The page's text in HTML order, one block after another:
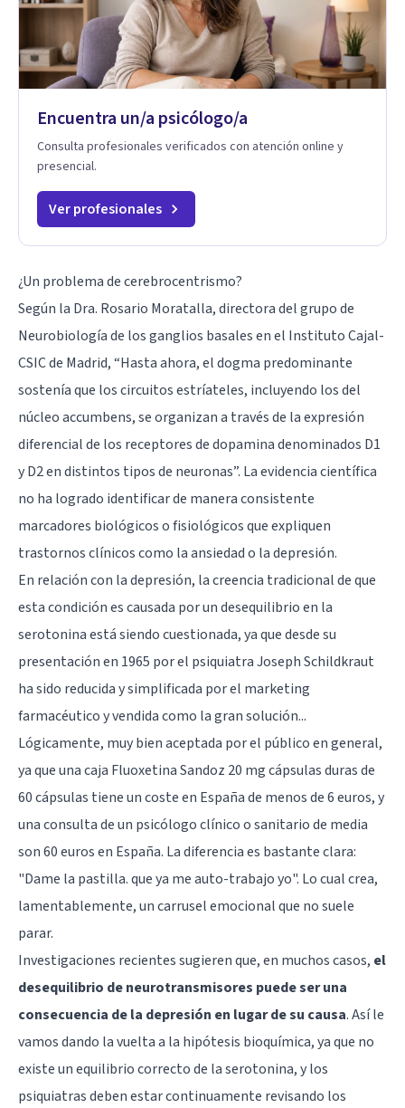
Encuentra un/a psicólogo/a
Consulta profesionales verificados con atención online y
presencial.
Ver profesionales
¿Un problema de cerebrocentrismo?
Según la Dra. Rosario Moratalla, directora del grupo de
Neurobiología de losganglios basalesen el Instituto Cajal-
CSIC de Madrid, “Hasta ahora, el dogma predominante
sostenía que los circuitos estríateles, incluyendo los del
núcleo accumbens, se organizan a través de la expresión
diferencial de los receptores de dopamina denominados D1
y D2 en distintos tipos de neuronas”. La evidencia científica
no ha logrado identificar de manera consistente
marcadores biológicos o fisiológicos que expliquen
trastornos clínicos como la ansiedad o ladepresión.
En relación con la depresión, la creencia tradicional de que
esta condición es causada por un desequilibrio en la
serotoninaestá siendo cuestionada, ya que desde su
presentación en 1965 por el psiquiatra Joseph Schildkraut
ha sido reducida y simplificada por el marketing
farmacéutico y vendida como la gran solución...
Lógicamente, muy bien aceptada por el público en general,
ya que una caja Fluoxetina Sandoz 20 mg cápsulas duras de
60 cápsulas tiene un coste en España de menos de 6 euros, y
una consulta de un psicólogo clínico o sanitario de media
son 60 euros en España. La diferencia es bastante clara:
"Dame la pastilla. que ya me auto-trabajo yo". Lo cual crea,
lamentablemente, un carrusel emocional que no suele
parar.
Investigaciones recientes sugieren que, en muchos casos, el
desequilibrio de neurotransmisores puede ser una
consecuencia de la depresión en lugar de su causa. Así le
vamos dando la vuelta a la hipótesis bioquímica, ya que no
existe un equilibrio correcto de la serotonina, y los
psiquiatras deben estar continuamente revisando los